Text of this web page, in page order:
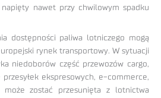
nawet przy chwilowym spadku
dostępności paliwa lotniczego mogą
rynek transportowy. W sytuacji
niedoborów część przewozów cargo,
ekspresowych, e-commerce,
może zostać przesunięta z lotnictwa